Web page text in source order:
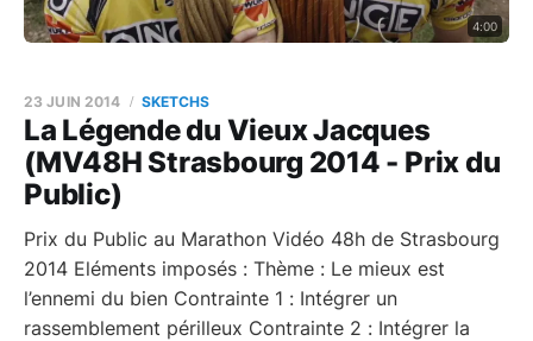
4:00
La Légende du Vieux Jacques
(MV48H Strasbourg 2014 - Prix du
Public)
23 JUIN 2014 SKETCHS
Prix du Public au Marathon Vidéo 48h de Strasbourg
2014 Eléments imposés : Thème : Le mieux est
l’ennemi du bien Contrainte 1 : Intégrer un
rassemblement périlleux Contrainte 2 : Intégrer la